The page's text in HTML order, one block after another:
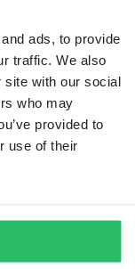
ads, to provide
traffic. We also
site with our social
who may
provided to
use of their